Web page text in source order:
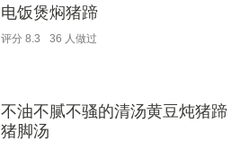
电饭煲焖猪蹄
评分 8.3 36 人做过
不油不腻不骚的清汤黄豆炖猪蹄
猪脚汤